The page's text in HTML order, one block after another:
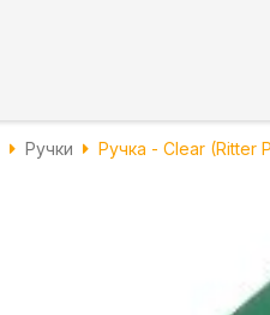
Ручки Ручка - Clear (Ritter